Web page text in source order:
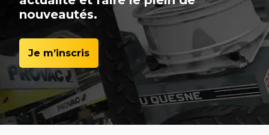
nouveautés.
Je m’inscris